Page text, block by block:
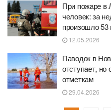
При пожаре в
человек: за
произошло 53
12.05.2026
Паводок в
отступает, но
отметкам
29.04.2026